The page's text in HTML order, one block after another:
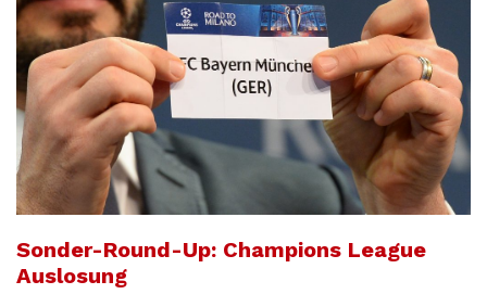
Sonder-Round-Up: Champions League
Auslosung